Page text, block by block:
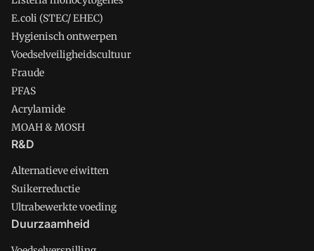
E.coli (STEC/ EHEC)
Hygienisch ontwerpen
Voedselveiligheidscultuur
Fraude
PFAS
Acrylamide
MOAH & MOSH
R&D
Alternatieve eiwitten
Suikerreductie
Ultrabewerkte voeding
Duurzaamheid